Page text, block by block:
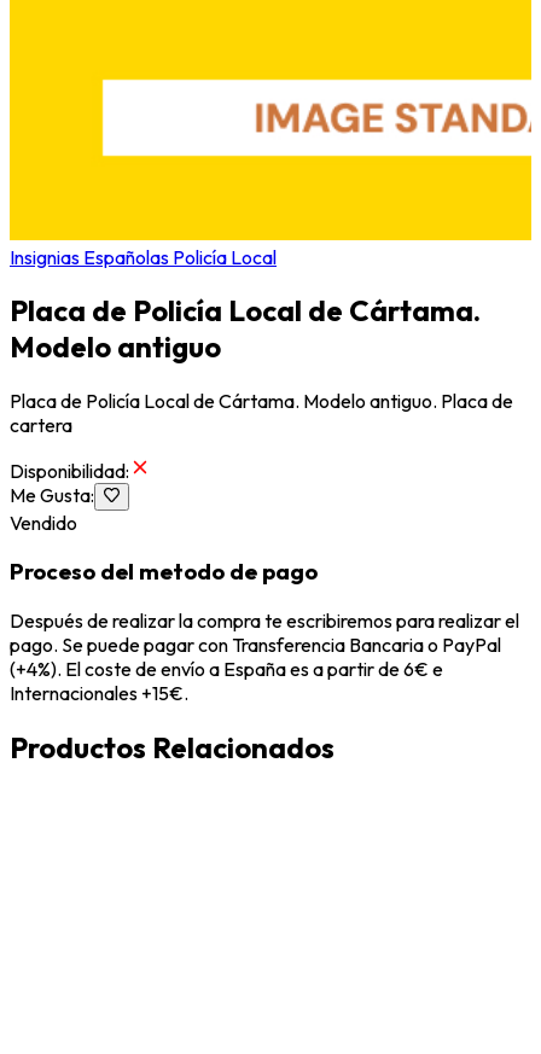
Insignias Españolas Policía Local
Placa de Policía Local de Cártama.
Modelo antiguo
Placa de Policía Local de Cártama. Modelo antiguo. Placa de
cartera
Disponibilidad:
Me Gusta:
Vendido
Proceso del metodo de pago
Después de realizar la compra te escribiremos para realizar el
pago. Se puede pagar con Transferencia Bancaria o PayPal
(+4%). El coste de envío a España es a partir de 6€ e
Internacionales +15€.
Productos Relacionados